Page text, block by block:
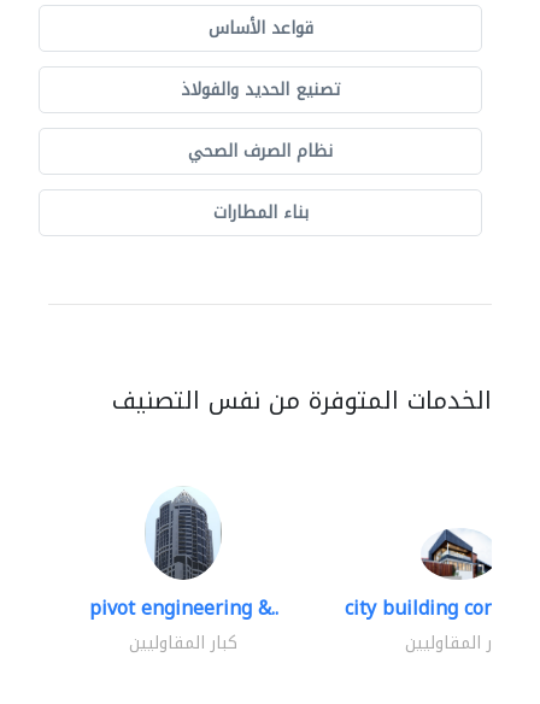
قواعد الأساس
تصنيع الحديد والفولاذ
نظام الصرف الصحي
بناء المطارات
الخدمات المتوفرة من نفس التصنيف
pivot engineering &..
كبار المقاوليين
city building
كبار المقاوليين